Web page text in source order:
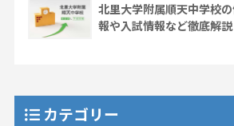
北里大学附属順天中学校
報や入試情報など徹底解説
カテゴリー